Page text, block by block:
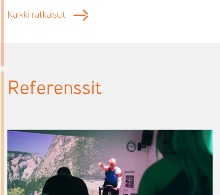
Kaikki ratkaisut
Referenssit